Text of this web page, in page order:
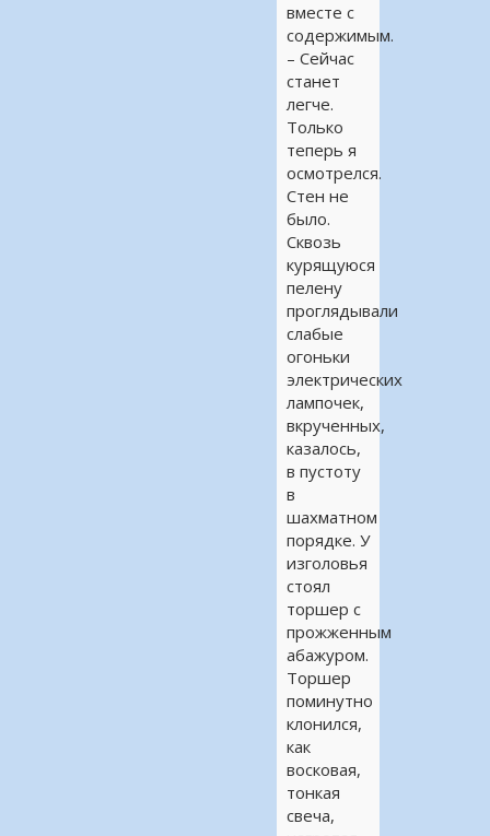
вместе с
содержимым.
– Сейчас
станет
легче.
Только
теперь я
осмотрелся.
Стен не
было.
Сквозь
курящуюся
пелену
проглядывали
слабые
огоньки
электрических
лампочек,
вкрученных,
казалось,
в пустоту
в
шахматном
порядке. У
изголовья
стоял
торшер с
прожженным
абажуром.
Торшер
поминутно
клонился,
как
восковая,
тонкая
свеча,